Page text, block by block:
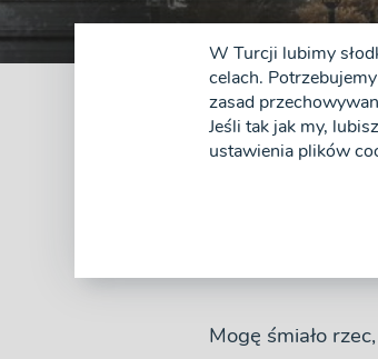
Hagia
Opublikowane
Mogę śmiało
W Turcji lubimy
celach.
zasad
Jeśli tak jak my,
ustawienia plików